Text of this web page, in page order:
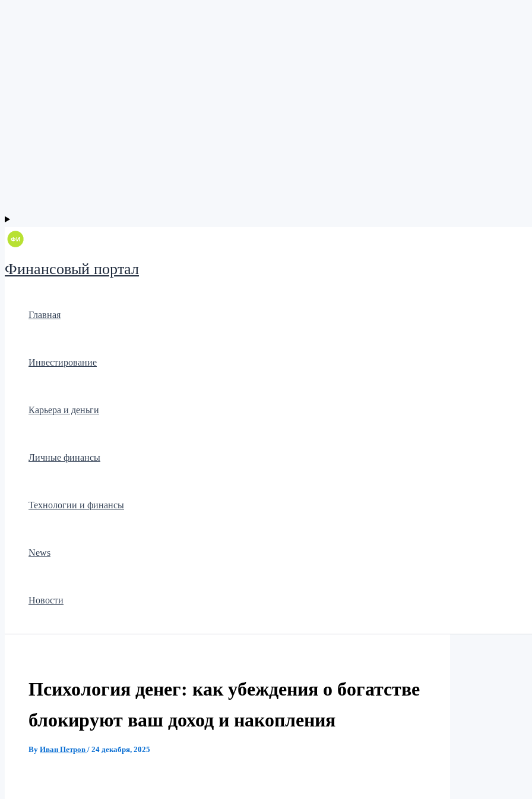
Финансовый портал
Главная
Инвестирование
Карьера и деньги
Личные финансы
Технологии и финансы
News
Новости
Психология денег: как убеждения о богатстве
блокируют ваш доход и накопления
By Иван Петров / 24 декабря, 2025